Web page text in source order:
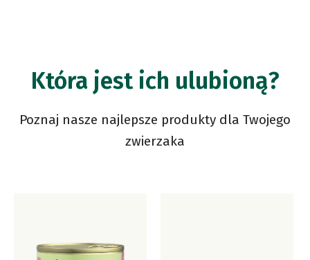
Która jest ich ulubioną?
Poznaj nasze najlepsze produkty dla Twojego
zwierzaka